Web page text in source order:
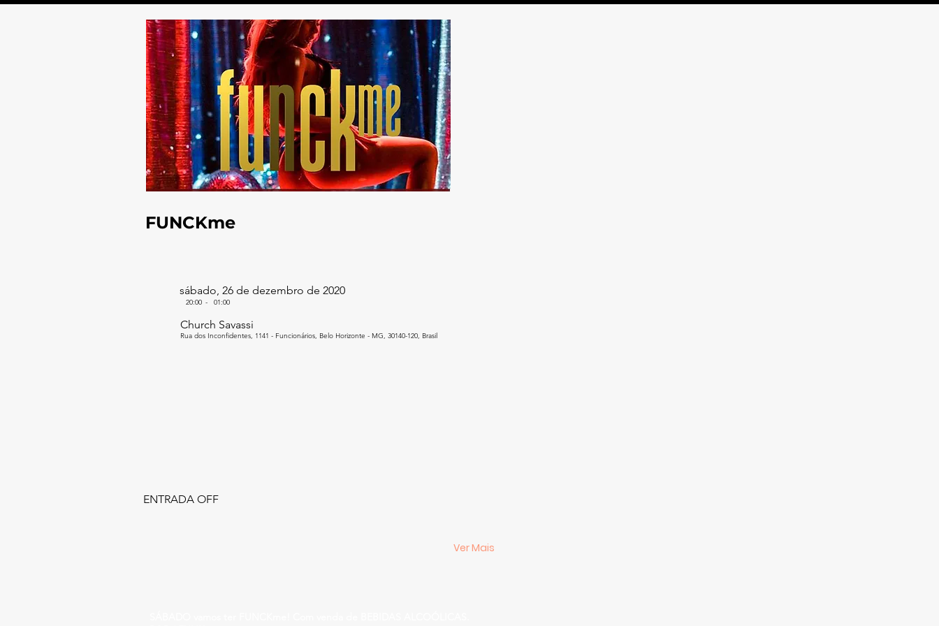
FUNCKme
sábado, 26 de dezembro de 2020
20:00 - 01:00
Church Savassi
Rua dos Inconfidentes, 1141 - Funcionários, Belo Horizonte - MG, 30140-120, Brasil
ENTRADA OFF
Ver Mais